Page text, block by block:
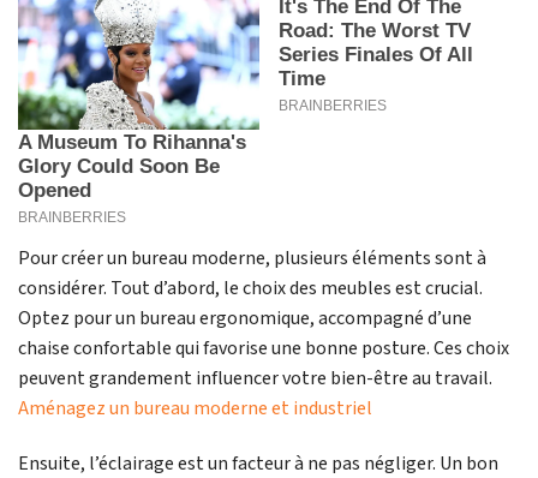
Pour créer un bureau moderne, plusieurs éléments sont à
considérer. Tout d’abord, le choix des meubles est crucial.
Optez pour un bureau ergonomique, accompagné d’une
chaise confortable qui favorise une bonne posture. Ces choix
peuvent grandement influencer votre bien-être au travail.
Aménagez un bureau moderne et industriel
Ensuite, l’éclairage est un facteur à ne pas négliger. Un bon